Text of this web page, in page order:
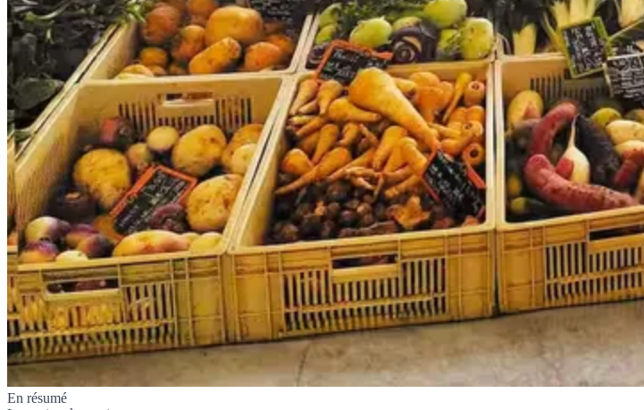
En résumé